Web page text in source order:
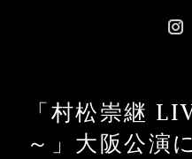
in
「村松崇継
～」大阪公演